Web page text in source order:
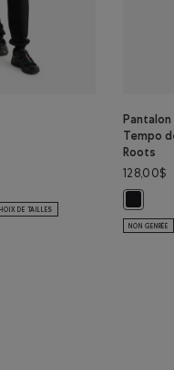
Nuage: OMBRE VERT
DE TAILLES
Tempo
Roots
128,00$
NON GENRÉE